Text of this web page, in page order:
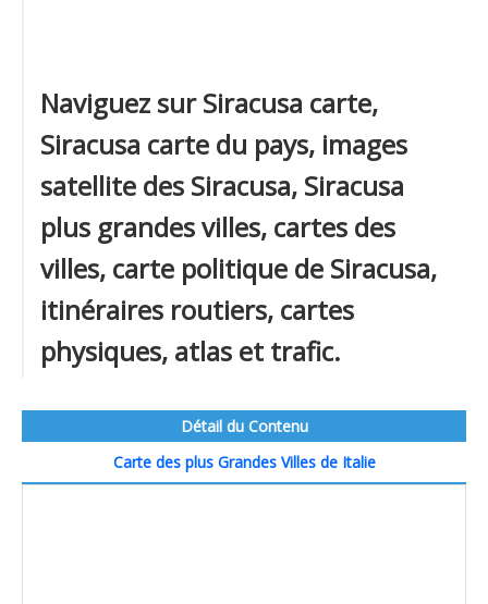
Naviguez sur Siracusa carte,
Siracusa carte du pays, images
satellite des Siracusa, Siracusa
plus grandes villes, cartes des
villes, carte politique de Siracusa,
itinéraires routiers, cartes
physiques, atlas et trafic.
Détail du Contenu
Carte des plus Grandes Villes de Italie